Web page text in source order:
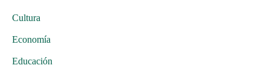
Cultura
Economía
Educación